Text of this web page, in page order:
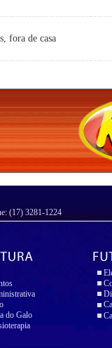
fora de casa
(17) 3281-1224
do Galo